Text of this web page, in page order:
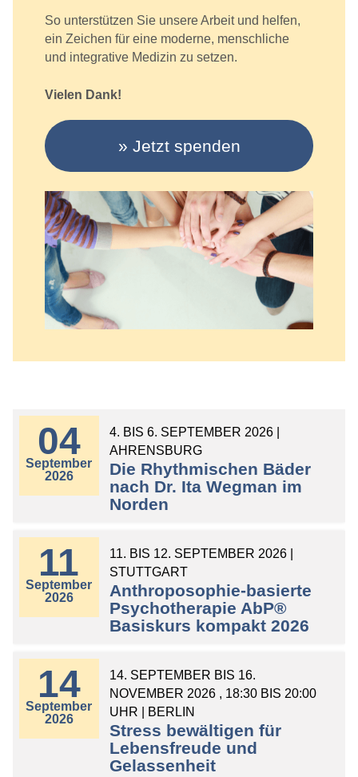
So unterstützen Sie unsere Arbeit und helfen,
ein Zeichen für eine moderne, menschliche
und integrative Medizin zu setzen.
Vielen Dank!
Jetzt spenden
04
September
2026
4. BIS 6. SEPTEMBER 2026 |
AHRENSBURG
Die Rhythmischen Bäder
nach Dr. Ita Wegman im
Norden
11
September
2026
11. BIS 12. SEPTEMBER 2026 |
STUTTGART
Anthroposophie-basierte
Psychotherapie AbP®
Basiskurs kompakt 2026
14
September
2026
14. SEPTEMBER BIS 16.
NOVEMBER 2026 , 18:30 BIS 20:00
UHR | BERLIN
Stress bewältigen für
Lebensfreude und
Gelassenheit